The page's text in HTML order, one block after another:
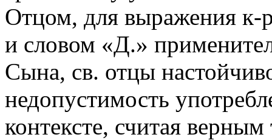
Отцом, для выражения к-
и словом «Д.»
Сына, св. отцы
недопустимость
контексте, считая